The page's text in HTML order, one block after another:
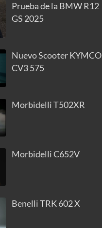
Prueba de la BMW R12
GS 2025
Nuevo Scooter KYMCO
CV3 575
Morbidelli T502XR
Morbidelli C652V
Benelli TRK 602 X